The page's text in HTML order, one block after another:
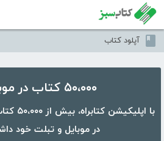
آپلود کتاب
۵۰،۰۰۰ کتاب در موبایل شما
با
در موبایل و تبلت خود